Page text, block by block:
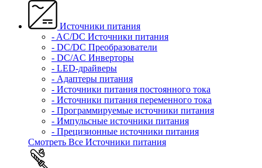
Источники питания
- AC/DC Источники питания
- DC/DC Преобразователи
- DC/AC Инверторы
- LED-драйверы
- Адаптеры питания
- Источники питания постоянного тока
- Источники питания переменного тока
- Программируемые источники питания
- Импульсные источники питания
- Прецизионные источники питания
Смотреть Все Источники питания